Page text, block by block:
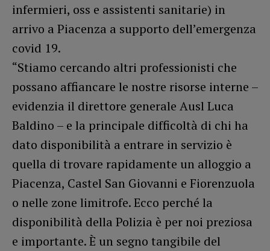
infermieri, oss e assistenti sanitarie) in
arrivo a Piacenza a supporto dell’emergenza
covid 19.
“Stiamo cercando altri professionisti che
possano affiancare le nostre risorse interne –
evidenzia il direttore generale Ausl Luca
Baldino – e la principale difficoltà di chi ha
dato disponibilità a entrare in servizio è
quella di trovare rapidamente un alloggio a
Piacenza, Castel San Giovanni e Fiorenzuola
o nelle zone limitrofe. Ecco perché la
disponibilità della Polizia è per noi preziosa
e importante. È un segno tangibile del